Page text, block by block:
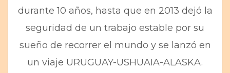
durante 10 años, hasta que en 2013 dejó la
seguridad de un trabajo estable por su
sueño de recorrer el mundo y se lanzó en
un viaje URUGUAY-USHUAIA-ALASKA.